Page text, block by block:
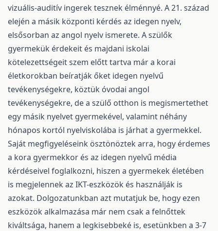
vizuális-auditív ingerek tesznek élménnyé. A 21. század
elején a másik központi kérdés az idegen nyelv,
elsősorban az angol nyelv ismerete. A szülők
gyermekük érdekeit és majdani iskolai
kötelezettségeit szem előtt tartva már a korai
életkorokban beíratják őket idegen nyelvű
tevékenységekre, köztük óvodai angol
tevékenységekre, de a szülő otthon is megismertethet
egy másik nyelvet gyermekével, valamint néhány
hónapos kortól nyelviskolába is járhat a gyermekkel.
Saját megfigyeléseink ösztönöztek arra, hogy érdemes
a kora gyermekkor és az idegen nyelvű média
kérdéseivel foglalkozni, hiszen a gyermekek életében
is megjelennek az IKT-eszközök és használják is
azokat. Dolgozatunkban azt mutatjuk be, hogy ezen
eszközök alkalmazása már nem csak a felnőttek
kiváltsága, hanem a legkisebbeké is, esetünkben a 3-7